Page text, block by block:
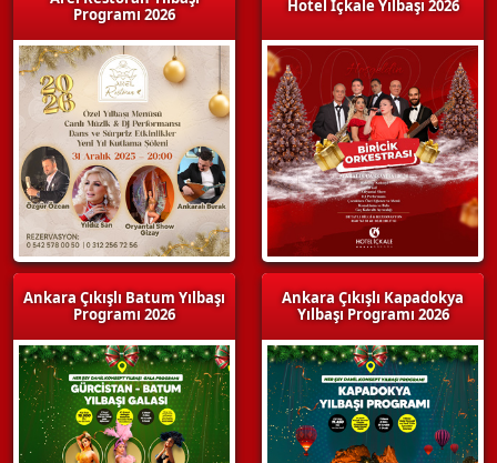
Programı 2026
Ankara Çıkışlı Batum Yılbaşı
Programı 2026
Hotel İçkale Yılbaşı 2026
Ankara Çıkışlı Kapadokya
Yılbaşı Programı 2026